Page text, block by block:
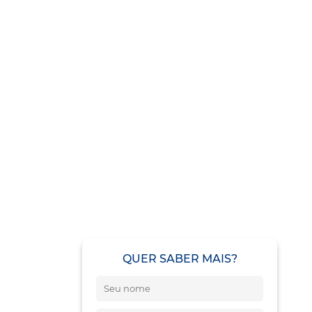
QUER SABER MAIS?